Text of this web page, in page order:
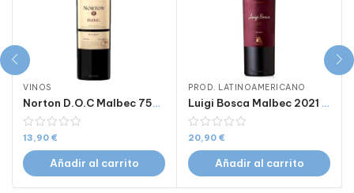
VINOS
Norton D.O.C Malbec 750 ml
13,90 €
Añadir al carrito
PROD. LATINOAMERICANO
Luigi Bosca Malbec 2021 x 750 ml
20,90 €
Añadir al carrito